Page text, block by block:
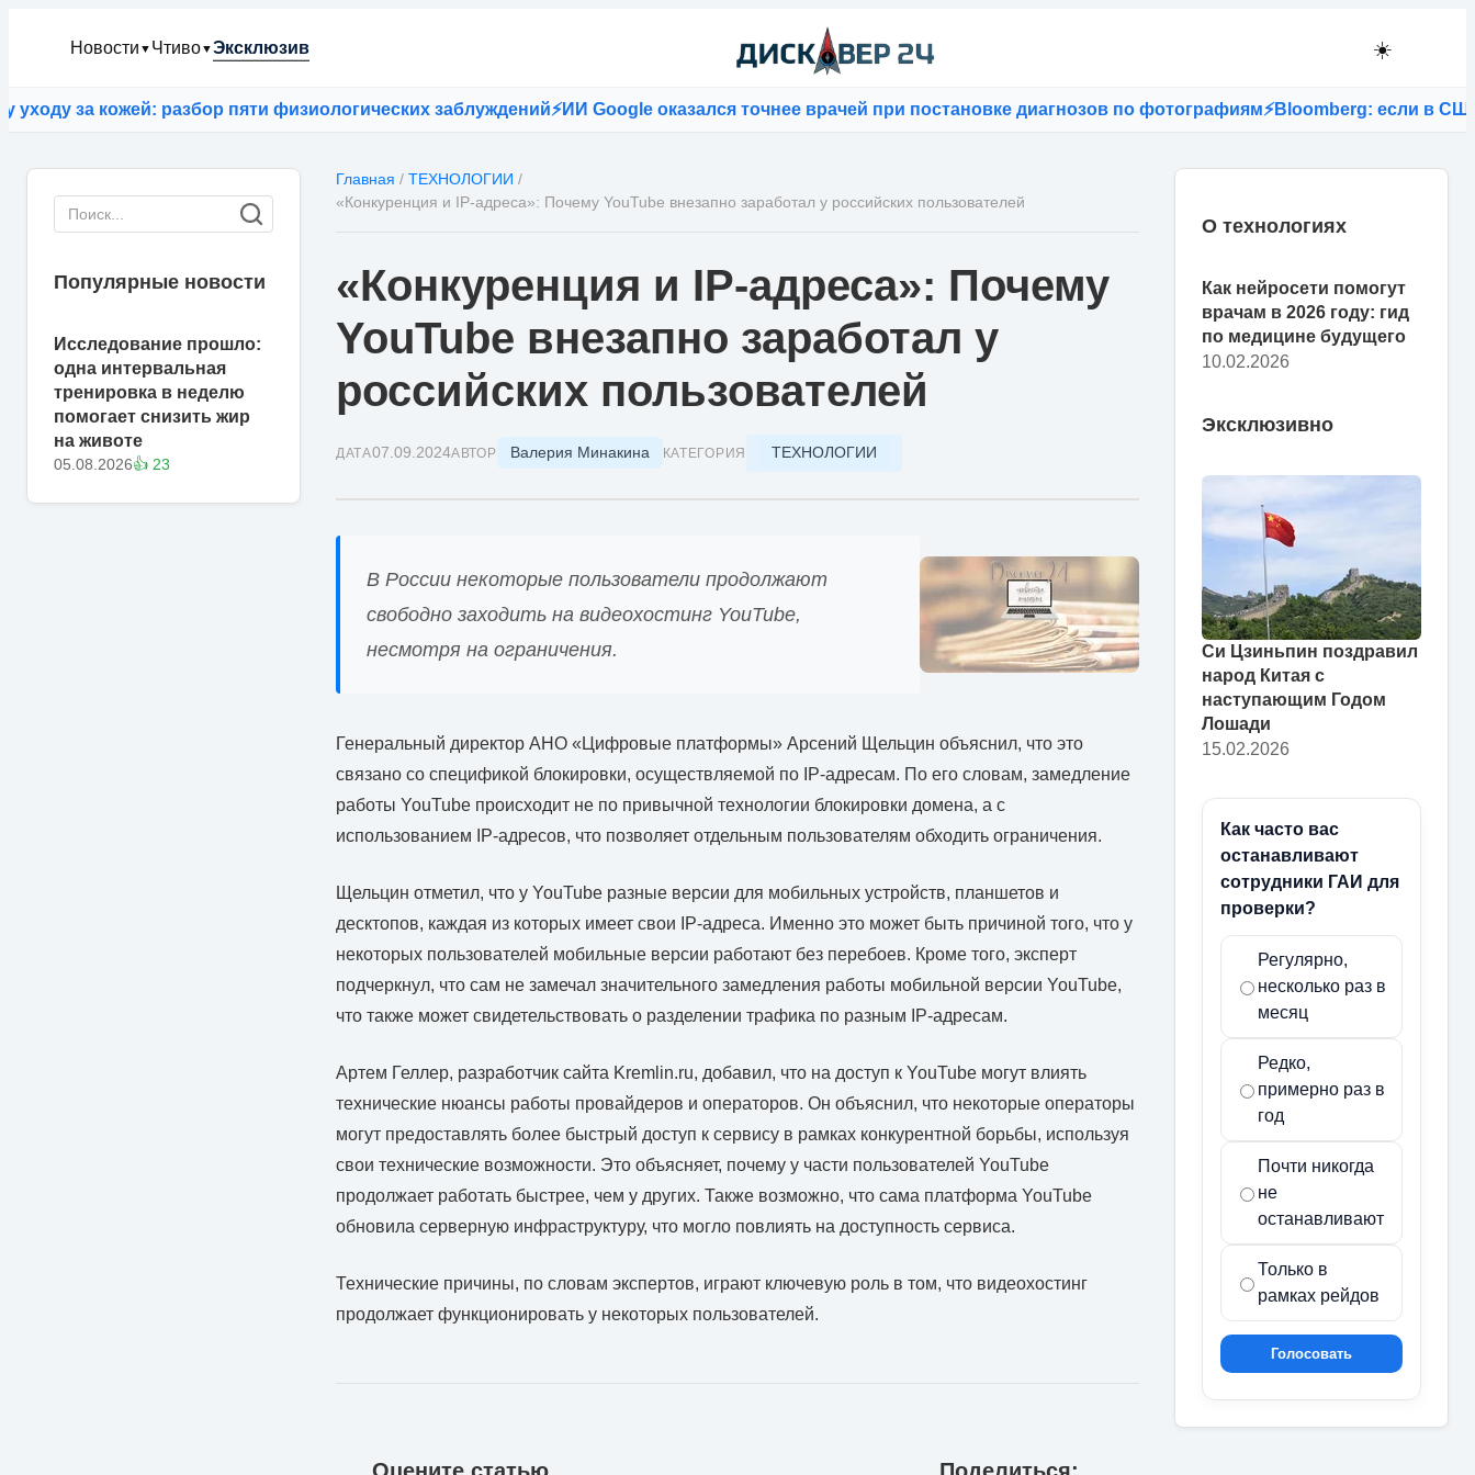
Новости ▼ Чтиво▼Эксклюзив ☀️
за кожей: разбор пяти физиологических заблуждений⚡ИИ Google оказался точнее врачей при постановке диагнозов по фотографиям⚡Bloomberg: если в США
Популярные новости
Исследование прошло:
одна интервальная
тренировка в неделю
помогает снизить жир
на животе
05.08.2026👍 23
Главная / ТЕХНОЛОГИИ /
«Конкуренция и IP-адреса»: Почему YouTube внезапно заработал у российских пользователей
«Конкуренция и IP-адреса»: Почему
YouTube внезапно заработал у
российских пользователей
ДАТА07.09.2024АВТОР Валерия Минакина КАТЕГОРИЯ ТЕХНОЛОГИИ
В России некоторые пользователи продолжают
свободно заходить на видеохостинг YouTube,
несмотря на ограничения.
Генеральный директор АНО «Цифровые платформы» Арсений Щельцин объяснил, что это
связано со спецификой блокировки, осуществляемой по IP-адресам. По его словам, замедление
работы YouTube происходит не по привычной технологии блокировки домена, а с
использованием IP-адресов, что позволяет отдельным пользователям обходить ограничения.
Щельцин отметил, что у YouTube разные версии для мобильных устройств, планшетов и
десктопов, каждая из которых имеет свои IP-адреса. Именно это может быть причиной того, что у
некоторых пользователей мобильные версии работают без перебоев. Кроме того, эксперт
подчеркнул, что сам не замечал значительного замедления работы мобильной версии YouTube,
что также может свидетельствовать о разделении трафика по разным IP-адресам.
Артем Геллер, разработчик сайта Kremlin.ru, добавил, что на доступ к YouTube могут влиять
технические нюансы работы провайдеров и операторов. Он объяснил, что некоторые операторы
могут предоставлять более быстрый доступ к сервису в рамках конкурентной борьбы, используя
свои технические возможности. Это объясняет, почему у части пользователей YouTube
продолжает работать быстрее, чем у других. Также возможно, что сама платформа YouTube
обновила серверную инфраструктуру, что могло повлиять на доступность сервиса.
Технические причины, по словам экспертов, играют ключевую роль в том, что видеохостинг
продолжает функционировать у некоторых пользователей.
О технологиях
Как нейросети помогут
врачам в 2026 году: гид
по медицине будущего
10.02.2026
Эксклюзивно
Си Цзиньпин поздравил
народ Китая с
наступающим Годом
Лошади
15.02.2026
Как часто вас
останавливают
сотрудники ГАИ для
проверки?
Регулярно,
несколько раз в
месяц
Редко,
примерно раз в
год
Почти никогда
не
останавливают
Только в
рамках рейдов
Голосовать